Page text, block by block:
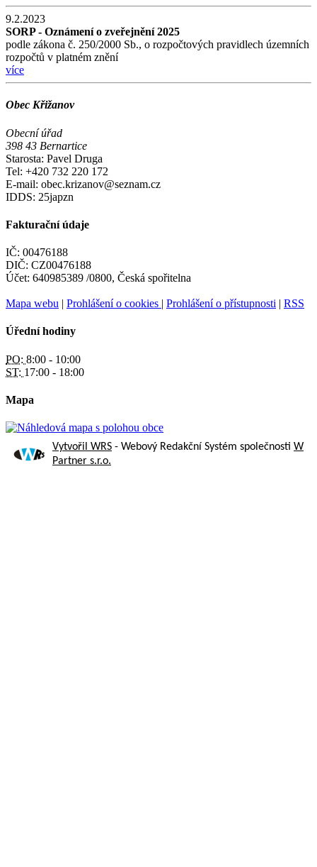
9.2.2023
SORP - Oznámení o zveřejnění 2025
podle zákona č. 250/2000 Sb., o rozpočtových pravidlech územních
rozpočtů v platném znění
více
Obec Křižanov
Obecní úřad
398 43 Bernartice
Starosta: Pavel Druga
Tel: +420 732 220 172
E-mail: obec.krizanov@seznam.cz
IDDS: 25japzn
Fakturační údaje
IČ: 00476188
DIČ: CZ00476188
Účet: 640985389 /0800, Česká spořitelna
Mapa webu | Prohlášení o cookies | Prohlášení o přístupnosti | RSS
Úřední hodiny
PO: 8:00 - 10:00
ST: 17:00 - 18:00
Mapa
Vytvořil WRS - Webový Redakční Systém společnosti W
Partner s.r.o.